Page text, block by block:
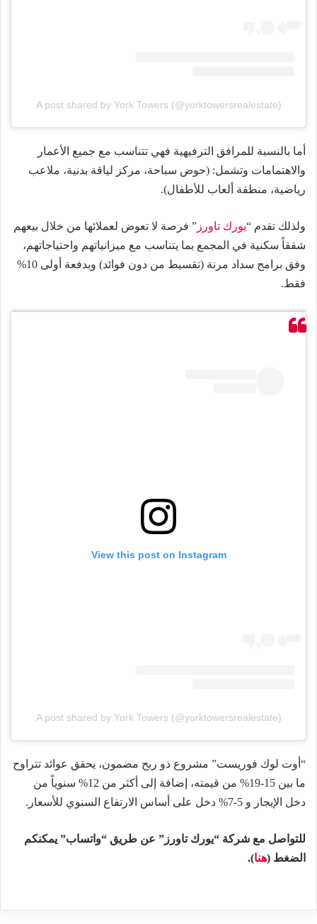
A post shared by York Towers (@yorktowersrealestate)
أما بالنسبة للمرافق الترفيهية فهي تتناسب مع جميع الأعمار
والاهتمامات وتشمل: (حوض سباحة، مركز لياقة بدنية، ملاعب
رياضية، منطقة ألعاب للأطفال).
ولذلك تقدم “يورك تاورز ” فرصة لا تعوض لعملائها من خلال بيعهم
شققاً سكنية في المجمع بما يتناسب مع ميزانياتهم واحتياجاتهم،
وفق برامج سداد مرنة (تقسيط من دون فوائد) وبدفعة أولى 10%
فقط.
View this post on Instagram
A post shared by York Towers (@yorktowersrealestate)
“أوت لوك فوريست” مشروع ذو ربح مضمون، يحقق عوائد تتراوح
ما بين 15-19% من قيمته، إضافة إلى أكثر من 12% سنوياً من
دخل الإيجار و 5-7% دخل على أساس الارتفاع السنوي للأسعار.
للتواصل مع شركة “يورك تاورز” عن طريق “واتساب” يمكنكم
الضغط (هنا).